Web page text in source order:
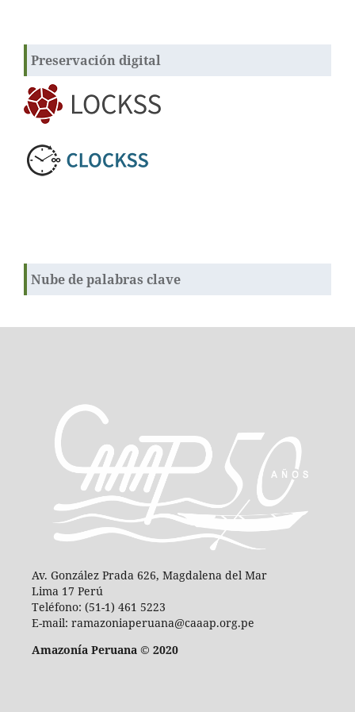
Preservación digital
Nube de palabras clave
Av. González Prada 626, Magdalena del Mar
Lima 17 Perú
Teléfono: (51-1) 461 5223
E-mail: ramazoniaperuana@caaap.org.pe
Amazonía Peruana © 2020